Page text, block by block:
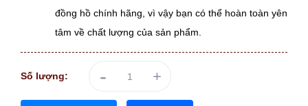
đồng hồ chính hãng, vì vậy bạn có thể hoàn toàn yên
tâm về chất lượng của sản phẩm.
Số lượng: - +